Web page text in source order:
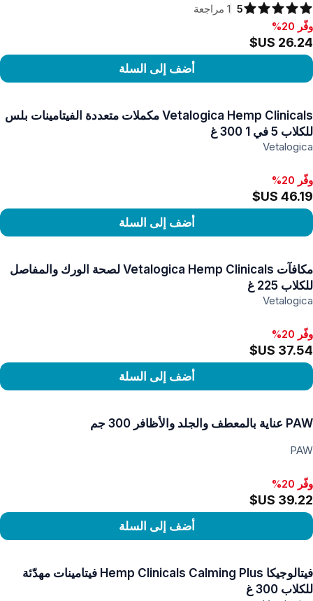
5
1 مراجعة
وفّر 20%, ‏26.24 US$
وفّر 20%
أضف إلى السلة
Vetalogica Hemp Clinicals مكملات متعددة الفيتامينات بلس
للكلاب 5 في 1 ‏300 غ
Vetalogica
وفّر 20%
أضف إلى السلة
مكافآت Vetalogica Hemp Clinicals لصحة الورك والمفاصل
للكلاب 225 غ
Vetalogica
وفّر 20%
أضف إلى السلة
PAW عناية بالمعطف والجلد والأظافر 300 جم
PAW
وفّر 20%
أضف إلى السلة
فيتالوجيكا Hemp Clinicals Calming Plus فيتامينات مهدّئة
للكلاب 300 غ